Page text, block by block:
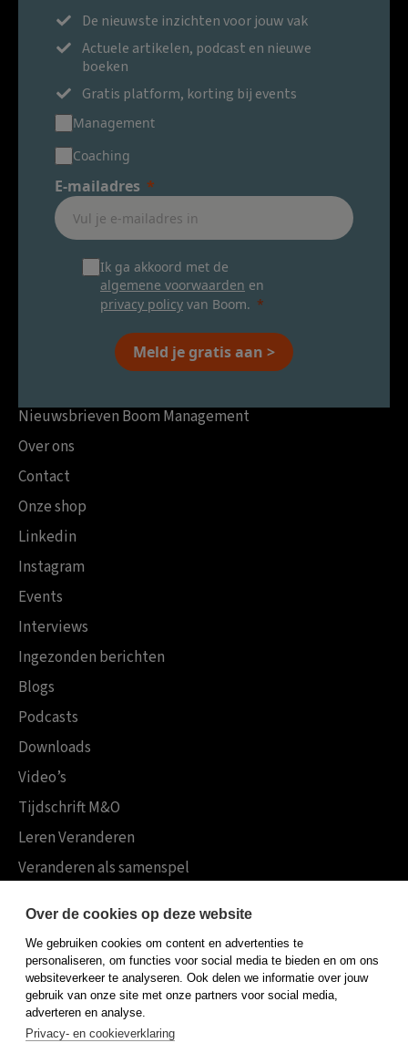
De nieuwste inzichten voor jouw vak
Actuele artikelen, podcast en nieuwe
boeken
Gratis platform, korting bij events
Management
Coaching
E-mailadres
Ik ga akkoord met de
algemene voorwaarden en
privacy policy van Boom.
Meld je gratis aan >
Nieuwsbrieven Boom Management
Over ons
Contact
Onze shop
Linkedin
Instagram
Events
Interviews
Ingezonden berichten
Blogs
Podcasts
Downloads
Video’s
Tijdschrift M&O
Leren Veranderen
Veranderen als samenspel
Koninklijke Boom uitgevers
Boom Psychologie
Boom Hoger Onderwijs
Over de cookies op deze website
We gebruiken cookies om content en advertenties te
personaliseren, om functies voor social media te bieden en om ons
websiteverkeer te analyseren. Ook delen we informatie over jouw
gebruik van onze site met onze partners voor social media,
adverteren en analyse.
Privacy- en cookieverklaring